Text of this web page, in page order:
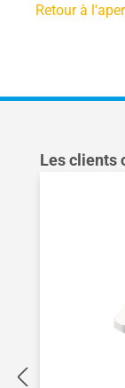
Retour à
Ignorer la
Les clients